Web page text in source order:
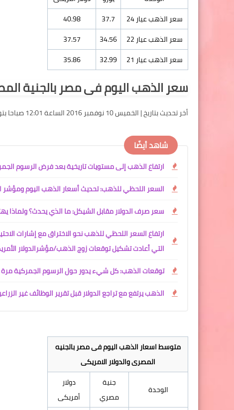
سعر الذهب عيار 24
37.7
40.98
سعر الذهب عيار 22
34.56
37.57
سعر الذهب عيار 21
32.99
35.86
سعر الذهب اليوم فى مصر بالجنية
أخر تحديث بتاريخ | الخميس 10 نوفمبر 2016 الساعة 12:01 صباحا بتوقيت مكة المكرمة
شاهد أيضًا
ارتفاع الذهب إلى مستويات تاريخية بعد فرض الرسوم
السعر اللحظي للذهب: تحديث أسعار الذهب اليوم ومؤشر
سعر صرف الدولار مقابل الشيكل: ما الذي يحدث؟ ولماذا
ارتفاع السعر اللحظي للذهب نحو الاختراق مع إشارات
التي أعادت تشكيل توقعات زوج الذهب/مؤشرالدولار
توقعات الذهب: كل شيء يدور حول الرسوم الجمركية
الذهب يرتفع مع تراجع الدولار قبل تقرير الوظائف غير
متوسط اسعار الذهب اليوم فى مصر بالجنيه
المصرى والدولار الامريكى
الوحدة
جنية
مصري
دولار
أمريكى